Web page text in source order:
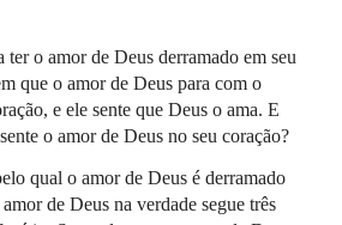
o amor de Deus derramado em seu
que o amor de Deus para com o
e ele sente que Deus o ama. E
o amor de Deus no seu coração?
qual o amor de Deus é derramado
de Deus na verdade segue três